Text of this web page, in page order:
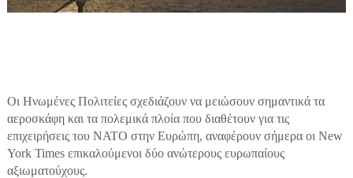
Οι Ηνωμένες Πολιτείες σχεδιάζουν να μειώσουν σημαντικά τα
αεροσκάφη και τα πολεμικά πλοία που διαθέτουν για τις
επιχειρήσεις του ΝΑΤΟ στην Ευρώπη, αναφέρουν σήμερα οι New
York Times επικαλούμενοι δύο ανώτερους ευρωπαίους
αξιωματούχους.